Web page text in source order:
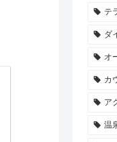
テ
ダ
オ
カ
ア
温